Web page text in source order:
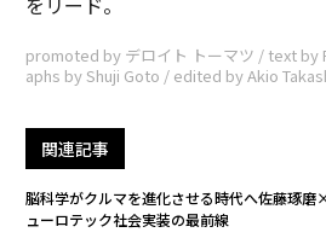
promoted by デロイト トーマツ / text by
aphs by Shuji Goto / edited by Akio
関連記事
脳科学がクルマを進化させる時代へ――佐藤琢
ューロテック社会実装の最前線